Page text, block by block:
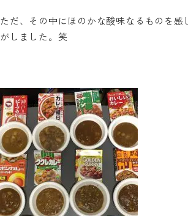
ただ、その中にほのかな酸味なるものを感
がしました。笑